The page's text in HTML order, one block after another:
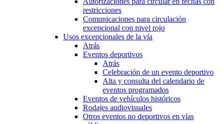
restricciones
Comunicaciones para circulación
excepcional con nivel rojo
Usos excepcionales de la vía
Atrás
Eventos deportivos
Atrás
Celebración de un evento deportivo
Alta y consulta del calendario de
eventos programados
Eventos de vehículos históricos
Rodajes audiovisuales
Otros eventos no deportivos en vías